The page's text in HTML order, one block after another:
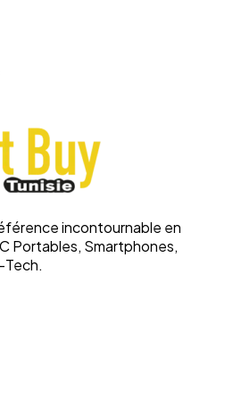
incontournable en
Portables, Smartphones,